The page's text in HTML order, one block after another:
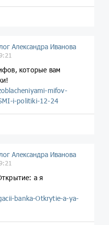
Александра Иванова
которые вам
mifov-
i-politiki-12-24
Александра Иванова
а я
banka-Otkrytie-a-ya-